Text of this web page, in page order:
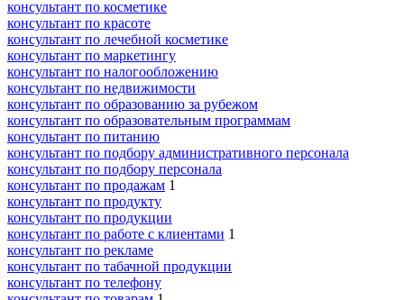
консультант по косметике
консультант по красоте
консультант по лечебной косметике
консультант по маркетингу
консультант по налогообложению
консультант по недвижимости
консультант по образованию за рубежом
консультант по образовательным программам
консультант по питанию
консультант по подбору административного персонала
консультант по подбору персонала
консультант по продажам 1
консультант по продукту
консультант по продукции
консультант по работе с клиентами 1
консультант по рекламе
консультант по табачной продукции
консультант по телефону